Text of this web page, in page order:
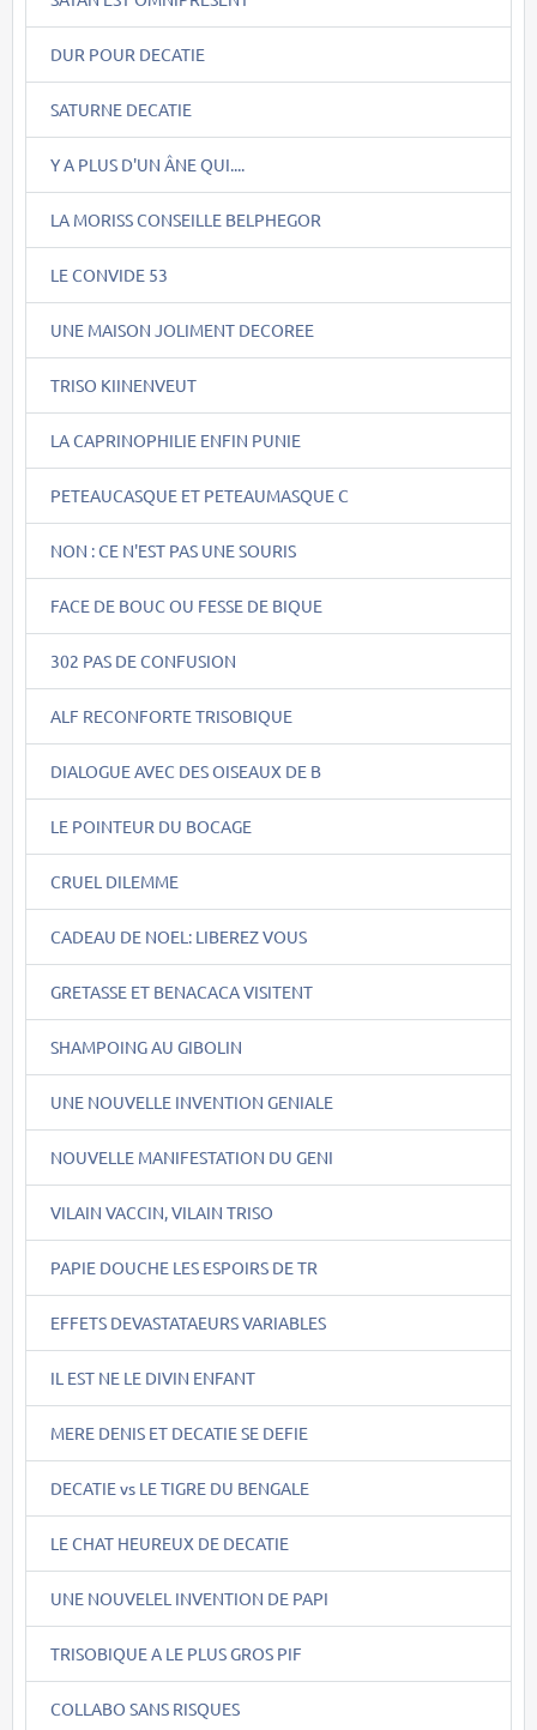
DUR POUR DECATIE
SATURNE DECATIE
Y A PLUS D'UN ÂNE QUI....
LA MORISS CONSEILLE BELPHEGOR
LE CONVIDE 53
UNE MAISON JOLIMENT DECOREE
TRISO KIINENVEUT
LA CAPRINOPHILIE ENFIN PUNIE
PETEAUCASQUE ET PETEAUMASQUE C
NON : CE N'EST PAS UNE SOURIS
FACE DE BOUC OU FESSE DE BIQUE
302 PAS DE CONFUSION
ALF RECONFORTE TRISOBIQUE
DIALOGUE AVEC DES OISEAUX DE B
LE POINTEUR DU BOCAGE
CRUEL DILEMME
CADEAU DE NOEL: LIBEREZ VOUS
GRETASSE ET BENACACA VISITENT
SHAMPOING AU GIBOLIN
UNE NOUVELLE INVENTION GENIALE
NOUVELLE MANIFESTATION DU GENI
VILAIN VACCIN, VILAIN TRISO
PAPIE DOUCHE LES ESPOIRS DE TR
EFFETS DEVASTATAEURS VARIABLES
IL EST NE LE DIVIN ENFANT
MERE DENIS ET DECATIE SE DEFIE
DECATIE vs LE TIGRE DU BENGALE
LE CHAT HEUREUX DE DECATIE
UNE NOUVELEL INVENTION DE PAPI
TRISOBIQUE A LE PLUS GROS PIF
COLLABO SANS RISQUES